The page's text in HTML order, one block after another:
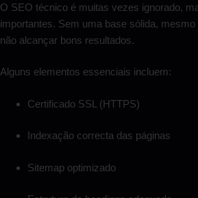
O SEO técnico é muitas vezes ignorado,
importantes. Sem uma base sólida,
não alcançar bons resultados.
Alguns elementos essenciais incluem:
Certificado SSL (HTTPS)
Indexação correcta das páginas
Sitemap optimizado